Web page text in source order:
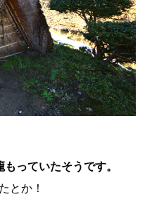
っていたそうです。
とか！